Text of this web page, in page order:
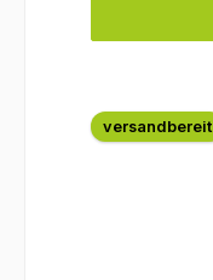
versandbereit